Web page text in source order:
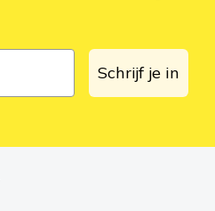
Schrijf je in